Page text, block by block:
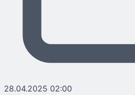
28.04.2025 02:00